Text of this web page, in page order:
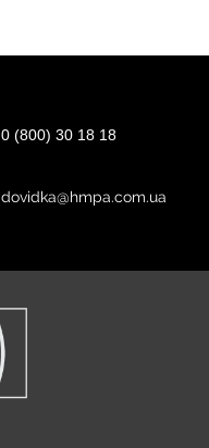
0 (800) 30 18 18
dovidka@hmpa.com.ua